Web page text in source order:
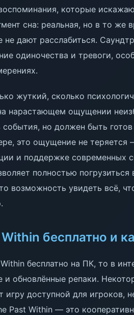
которые
сна: реальная, но в то же
дают расслабиться.
одиночества и тревоги,
жуткий, сколько
нарастающем ощущении
но должен быть
это ощущение не теряется
и поддержке современных
полностью
возможность увидеть всё,
бесплатно и
бесплатно на ПК, то в
и обновлённые репаки.
игру доступной для игроков,
Past Within — это